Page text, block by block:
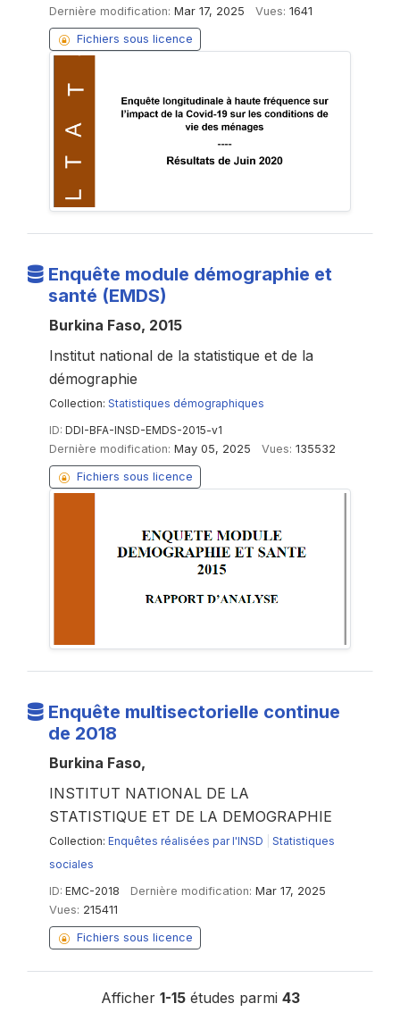
Dernière modification: Mar 17, 2025 Vues: 1641
Fichiers sous licence
Enquête module démographie et
santé (EMDS)
Burkina Faso, 2015
Institut national de la statistique et de la
démographie
Collection: Statistiques démographiques
ID: DDI-BFA-INSD-EMDS-2015-v1
Dernière modification: May 05, 2025 Vues: 135532
Fichiers sous licence
Enquête multisectorielle continue
de 2018
Burkina Faso,
INSTITUT NATIONAL DE LA
STATISTIQUE ET DE LA DEMOGRAPHIE
Collection: Enquêtes réalisées par l'INSD
Statistiques
sociales
ID: EMC-2018 Dernière modification: Mar 17, 2025
Vues: 215411
Fichiers sous licence
Afficher 1-15études parmi 43